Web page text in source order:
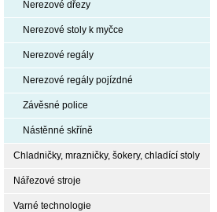
Nerezové dřezy
Nerezové stoly k myčce
Nerezové regály
Nerezové regály pojízdné
Závěsné police
Nástěnné skříně
Chladničky, mrazničky, šokery, chladící stoly
Nářezové stroje
Varné technologie